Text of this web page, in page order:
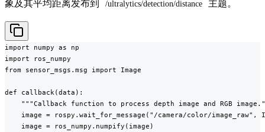
象及其平均距离发布到 /ultralytics/detection/distance 主题。
import numpy as np
import ros_numpy
from sensor_msgs.msg import Image
def callback(data):
"""Callback function to process depth image and RGB
image = rospy.wait_for_message("/camera/color/image_raw",
    image = ros_numpy.numpify(image)